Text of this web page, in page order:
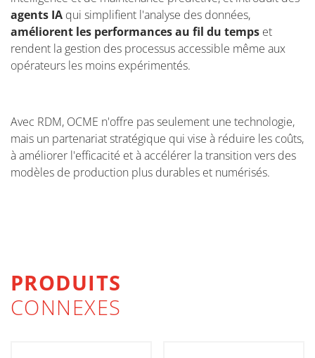
agents IA qui simplifient l'analyse des données,
améliorent les performances au fil du temps et
rendent la gestion des processus accessible même aux
opérateurs les moins expérimentés.
Avec RDM, OCME n'offre pas seulement une technologie,
mais un partenariat stratégique qui vise à réduire les coûts,
à améliorer l'efficacité et à accélérer la transition vers des
modèles de production plus durables et numérisés.
PRODUITS
CONNEXES